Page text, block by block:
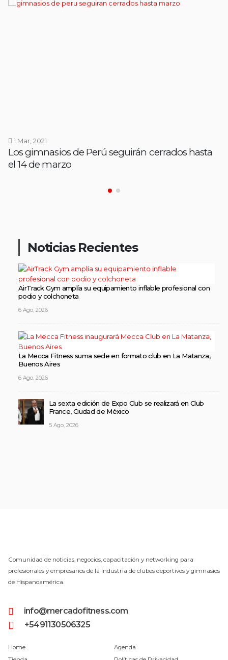
1 Mar, 2021
Los gimnasios de Perú seguirán cerrados hasta
el 14 de marzo
Noticias Recientes
AirTrack Gym amplía su equipamiento inflable profesional con
podio y colchoneta
6 Ago, 2026
La Mecca Fitness suma sede en formato club en La Matanza,
Buenos Aires
6 Ago, 2026
La sexta edición de Expo Club se realizará en Club
France, Ciudad de México
5 Ago, 2026
Comunidad de noticias, negocios, capacitación y networking para
profesionales y empresarios de la industria de clubes deportivos y gimnasios
de Hispanoamérica.
info@mercadofitness.com
+5491130506325
Home
Agenda